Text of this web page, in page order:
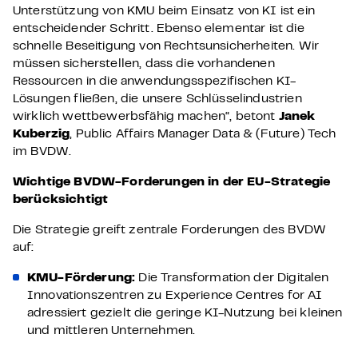
Unterstützung von KMU beim Einsatz von KI ist ein
entscheidender Schritt. Ebenso elementar ist die
schnelle Beseitigung von Rechtsunsicherheiten. Wir
müssen sicherstellen, dass die vorhandenen
Ressourcen in die anwendungsspezifischen KI-
Lösungen fließen, die unsere Schlüsselindustrien
wirklich wettbewerbsfähig machen“, betont Janek
Kuberzig, Public Affairs Manager Data & (Future) Tech
im BVDW.
Wichtige BVDW-Forderungen in der EU-Strategie
berücksichtigt
Die Strategie greift zentrale Forderungen des BVDW
auf:
KMU-Förderung: Die Transformation der Digitalen
Innovationszentren zu Experience Centres for AI
adressiert gezielt die geringe KI-Nutzung bei kleinen
und mittleren Unternehmen.